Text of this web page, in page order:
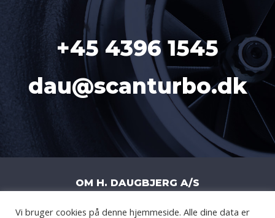
+45 4396 1545
dau@scanturbo.dk
OM H. DAUGBJERG A/S
Vi bruger cookies på denne hjemmeside. Alle dine data er